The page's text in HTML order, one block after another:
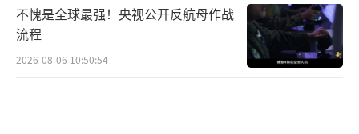
不愧是全球最强！央视公开反航母作战
流程
2026-08-06 10:50:54